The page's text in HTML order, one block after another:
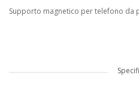
Supporto magnetico per telefono da